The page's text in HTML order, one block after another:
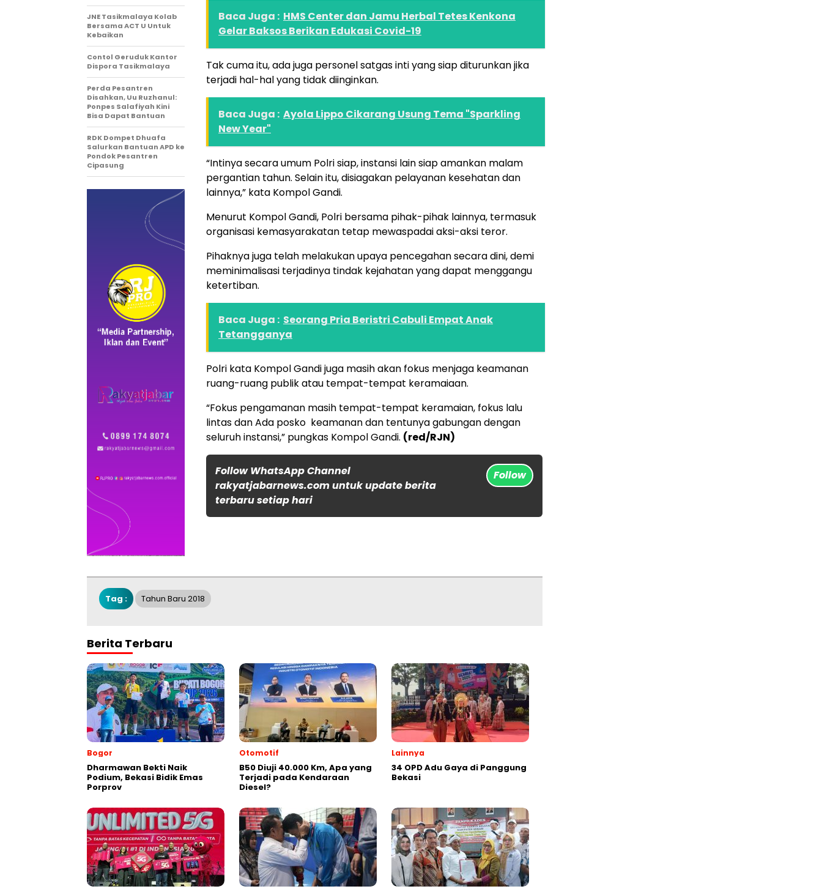
Baca Juga : HMS Center dan Jamu Herbal Tetes Kenkona
Gelar Baksos Berikan Edukasi Covid-19
Tak cuma itu, ada juga personel satgas inti yang siap diturunkan jika
terjadi hal-hal yang tidak diinginkan.
Baca Juga : Ayola Lippo Cikarang Usung Tema "Sparkling
New Year"
“Intinya secara umum Polri siap, instansi lain siap amankan malam
pergantian tahun. Selain itu, disiagakan pelayanan kesehatan dan
lainnya,” kata Kompol Gandi.
Menurut Kompol Gandi, Polri bersama pihak-pihak lainnya, termasuk
organisasi kemasyarakatan tetap mewaspadai aksi-aksi teror.
Pihaknya juga telah melakukan upaya pencegahan secara dini, demi
meminimalisasi terjadinya tindak kejahatan yang dapat menggangu
ketertiban.
Baca Juga : Seorang Pria Beristri Cabuli Empat Anak
Tetangganya
Polri kata Kompol Gandi juga masih akan fokus menjaga keamanan
ruang-ruang publik atau tempat-tempat keramaiaan.
“Fokus pengamanan masih tempat-tempat keramaian, fokus lalu
lintas dan Ada posko keamanan dan tentunya gabungan dengan
seluruh instansi,” pungkas Kompol Gandi. (red/RJN)
Follow WhatsApp Channel
rakyatjabarnews.com untuk update berita
terbaru setiap hari
Follow
JNE Tasikmalaya Kolab
Bersama ACT U Untuk
Kebaikan
Contol Geruduk Kantor
Dispora Tasikmalaya
Perda Pesantren
Disahkan, Uu Ruzhanul:
Ponpes Salafiyah Kini
Bisa Dapat Bantuan
RDK Dompet Dhuafa
Salurkan Bantuan APD ke
Pondok Pesantren
Cipasung
Tag : Tahun Baru 2018
Berita Terbaru
Bogor
Dharmawan Bekti Naik
Podium, Bekasi Bidik Emas
Porprov
Otomotif
B50 Diuji 40.000 Km, Apa yang
Terjadi pada Kendaraan
Diesel?
Lainnya
34 OPD Adu Gaya di Panggung
Bekasi